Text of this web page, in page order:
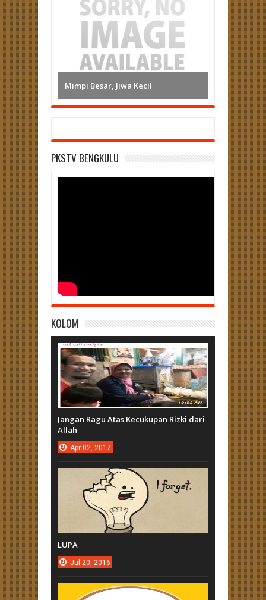
Mimpi Besar, Jiwa Kecil
PKSTV BENGKULU
KOLOM
Jangan Ragu Atas Kecukupan Rizki dari
Allah
Apr 02, 2017
LUPA
Jul 20, 2016